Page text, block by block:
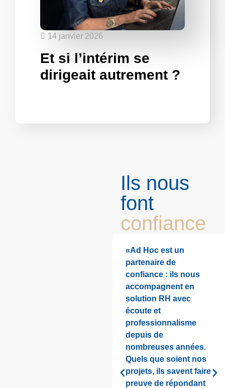
14 janvier 2026
Et si l’intérim se
dirigeait autrement ?
Ils nous
font
confiance
«Ad Hoc est un
partenaire de
confiance : ils nous
accompagnent en
solution RH avec
écoute et
professionnalisme
depuis de
nombreuses années.
Quels que soient nos
projets, ils savent faire
preuve de répondant